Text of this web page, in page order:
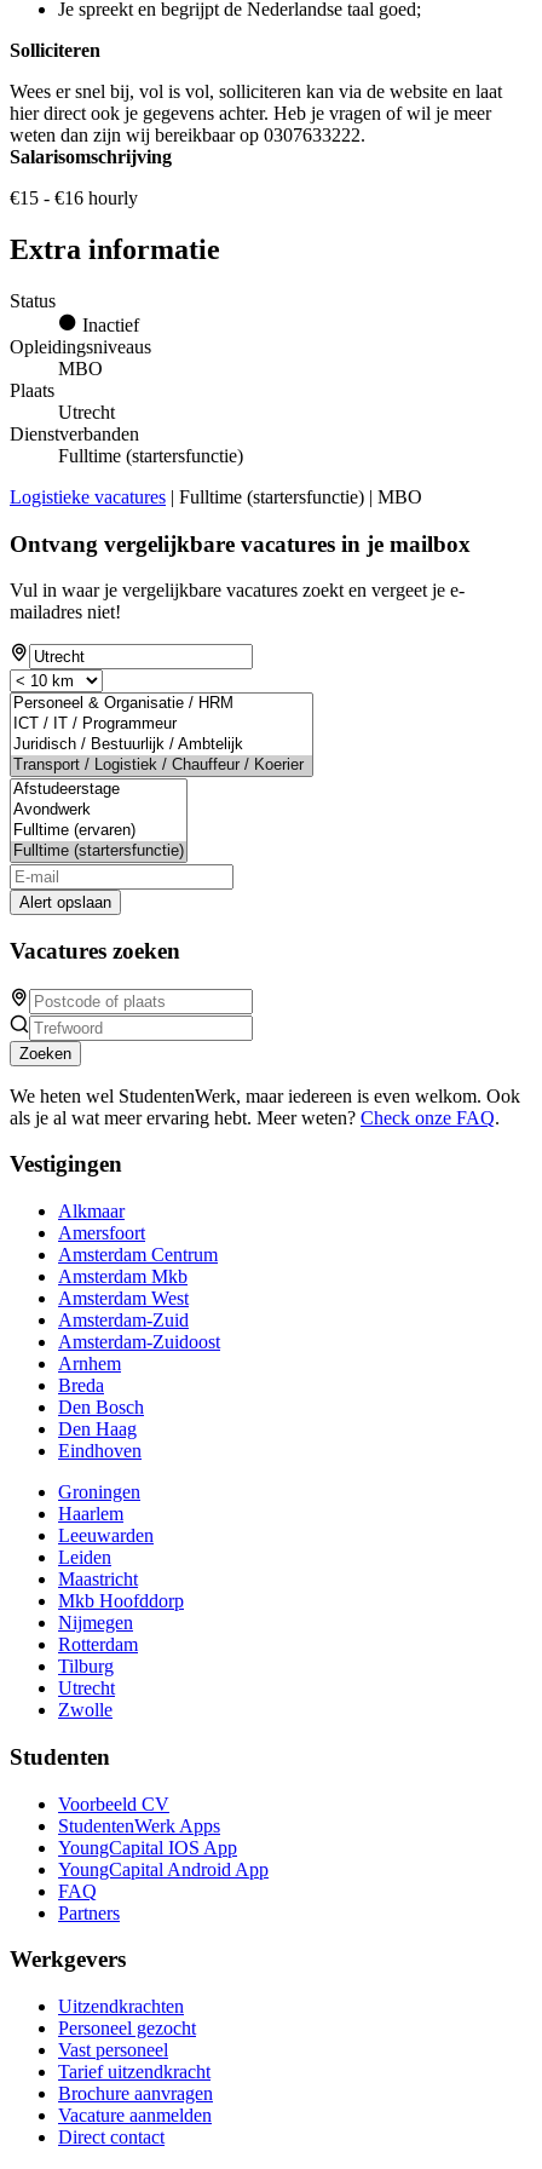
Je spreekt en begrijpt de Nederlandse taal goed;
Solliciteren
Wees er snel bij, vol is vol, solliciteren kan via de website en laat
hier direct ook je gegevens achter. Heb je vragen of wil je meer
weten dan zijn wij bereikbaar op 0307633222.
Salarisomschrijving
€15 - €16 hourly
Extra informatie
Status
Inactief
Opleidingsniveaus
MBO
Plaats
Utrecht
Dienstverbanden
Fulltime (startersfunctie)
Logistieke vacatures | Fulltime (startersfunctie) | MBO
Ontvang vergelijkbare vacatures in je mailbox
Vul in waar je vergelijkbare vacatures zoekt en vergeet je e-
mailadres niet!
Alert opslaan
Vacatures zoeken
Zoeken
We heten wel StudentenWerk, maar iedereen is even welkom. Ook
als je al wat meer ervaring hebt. Meer weten? Check onze FAQ.
Vestigingen
Alkmaar
Amersfoort
Amsterdam Centrum
Amsterdam Mkb
Amsterdam West
Amsterdam-Zuid
Amsterdam-Zuidoost
Arnhem
Breda
Den Bosch
Den Haag
Eindhoven
Groningen
Haarlem
Leeuwarden
Leiden
Maastricht
Mkb Hoofddorp
Nijmegen
Rotterdam
Tilburg
Utrecht
Zwolle
Studenten
Voorbeeld CV
StudentenWerk Apps
YoungCapital IOS App
YoungCapital Android App
FAQ
Partners
Werkgevers
Uitzendkrachten
Personeel gezocht
Vast personeel
Tarief uitzendkracht
Brochure aanvragen
Vacature aanmelden
Direct contact